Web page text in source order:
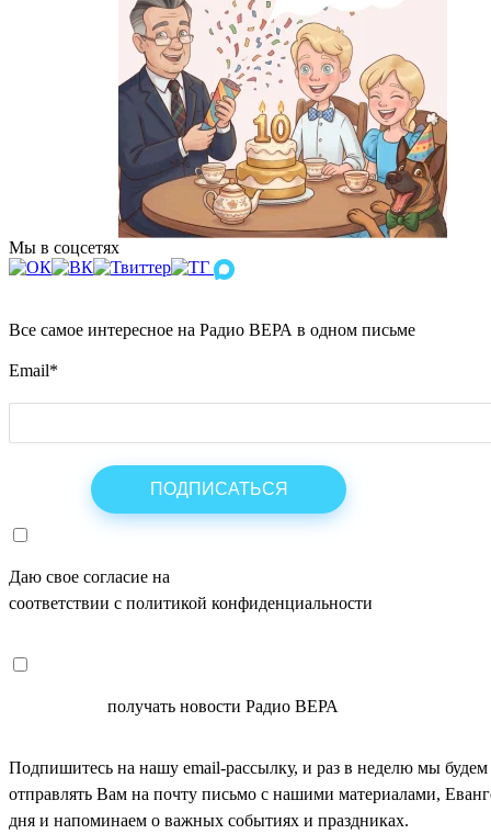
Мы в соцсетях
Все самое интересное на Радио ВЕРА в одном письме
Email*
Даю свое согласие на
соответствии с политикой конфиденциальности
получать новости Радио ВЕРА
Подпишитесь на нашу email-рассылку, и раз в неделю мы будем
отправлять Вам на почту письмо с нашими материалами,
дня и напоминаем о важных событиях и праздниках.